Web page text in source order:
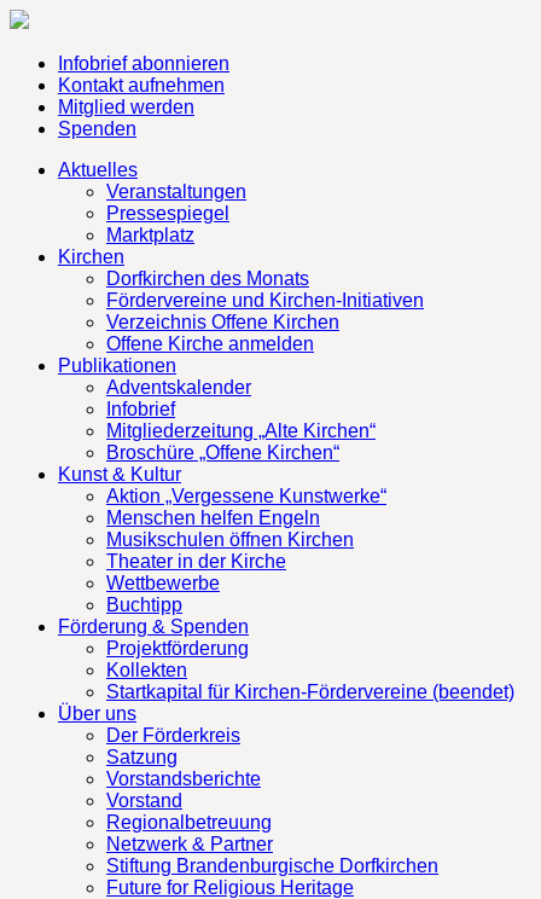
Infobrief abonnieren
Kontakt aufnehmen
Mitglied werden
Spenden
Aktuelles
Veranstaltungen
Pressespiegel
Marktplatz
Kirchen
Dorfkirchen des Monats
Fördervereine und Kirchen-Initiativen
Verzeichnis Offene Kirchen
Offene Kirche anmelden
Publikationen
Adventskalender
Infobrief
Mitgliederzeitung „Alte Kirchen“
Broschüre „Offene Kirchen“
Kunst & Kultur
Aktion „Vergessene Kunstwerke“
Menschen helfen Engeln
Musikschulen öffnen Kirchen
Theater in der Kirche
Wettbewerbe
Buchtipp
Förderung & Spenden
Projektförderung
Kollekten
Startkapital für Kirchen-Fördervereine (beendet)
Über uns
Der Förderkreis
Satzung
Vorstandsberichte
Vorstand
Regionalbetreuung
Netzwerk & Partner
Stiftung Brandenburgische Dorfkirchen
Future for Religious Heritage